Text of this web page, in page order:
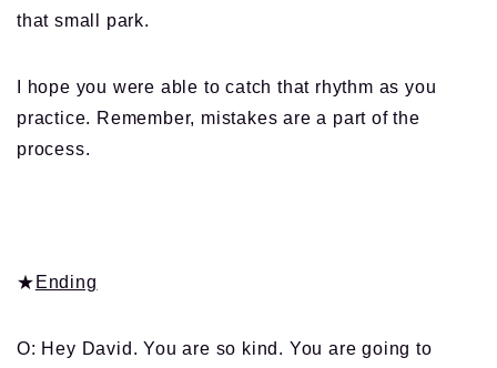
that small park.
I hope you were able to catch that rhythm as you
practice. Remember, mistakes are a part of the
process.
★ Ending
O: Hey David. You are so kind. You are going to